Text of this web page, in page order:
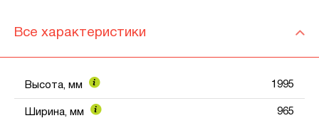
Все характеристики
Высота, мм 1995
Ширина, мм 965